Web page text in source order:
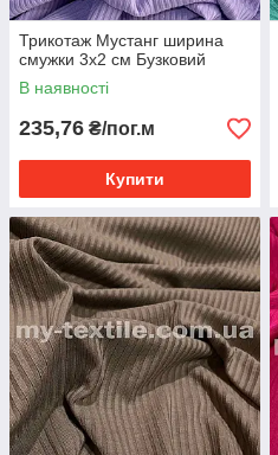
Трикотаж Мустанг ширина
смужки 3x2 см Бузковий
В наявності
235,76 ₴/пог.м
Купити